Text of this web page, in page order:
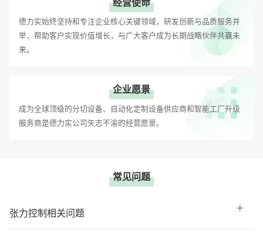
经营使命
德力实始终坚持和专注企业核心关键领域，研发创新与品质服务并
举，帮助客户实现价值增长，与广大客户成为长期战略伙伴共赢未
来。
企业愿景
成为全球顶级的分切设备、自动化定制设备供应商和智能工厂升级
服务商是德力实公司矢志不渝的经营愿景。
常见问题
张力控制相关问题